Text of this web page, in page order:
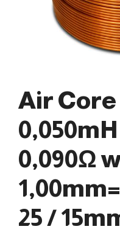
Air Core
0,090Ω
25 /